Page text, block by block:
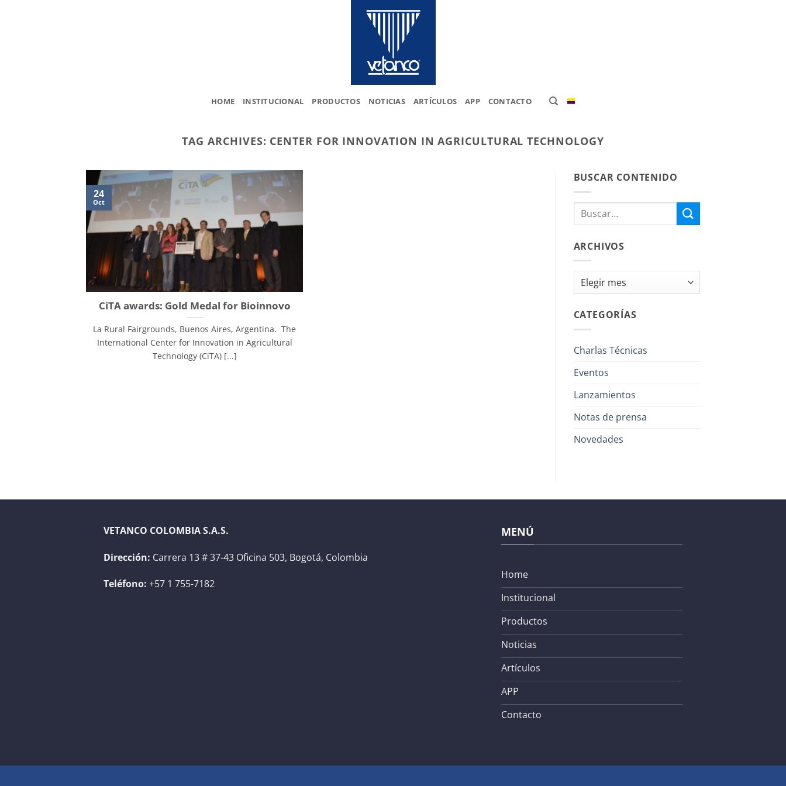
HOME INSTITUCIONAL PRODUCTOS NOTICIAS ARTÍCULOS APP CONTACTO
TAG ARCHIVES: CENTER FOR INNOVATION IN AGRICULTURAL TECHNOLOGY
CiTA awards: Gold Medal for Bioinnovo
La Rural Fairgrounds, Buenos Aires, Argentina. The
International Center for Innovation in Agricultural
Technology (CiTA) [...]
24
Oct
BUSCAR CONTENIDO
ARCHIVOS
Archivos
CATEGORÍAS
Charlas Técnicas
Eventos
Lanzamientos
Notas de prensa
Novedades
VETANCO COLOMBIA S.A.S.
Dirección: Carrera 13 # 37-43 Oficina 503, Bogotá, Colombia
Teléfono: +57 1 755-7182
MENÚ
Home
Institucional
Productos
Noticias
Artículos
APP
Contacto